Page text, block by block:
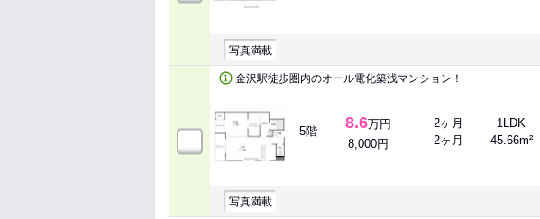
写真満載
金沢駅徒歩圏内のオール電化築浅マンション！
5階 8.6万円
8,000円
2ヶ月
2ヶ月
1LDK
45.66m²
写真満載